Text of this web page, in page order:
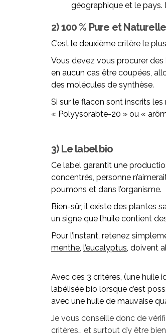
géographique et le pays.
2) 100 % Pure et Naturelle
C’est le deuxième critère le
Vous devez vous procurer des
en aucun cas être coupées,
des molécules de synthèse.
Si sur le flacon sont inscrits
« Polyysorabte-20 » ou «
3) Le label bio
Ce label garantit une
concentrés, personne
poumons et dans l’organisme.
Bien-sûr, il existe des plantes
un signe que l’huile contient
Pour l’instant, retenez
menthe, l’eucalyptus, doivent
Avec ces 3 critères, (une huile
labélisée bio lorsque c’est
avec une huile de mauvaise
Je vous conseille donc de
critères… et surtout d’y être